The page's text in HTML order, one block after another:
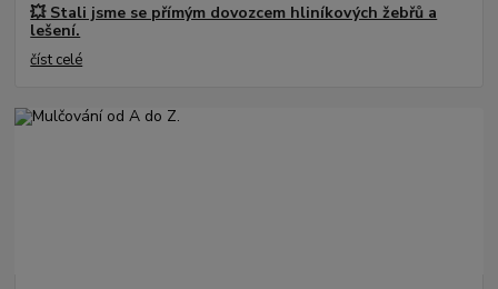
💥 Stali jsme se přímým dovozcem hliníkových žebřů a
lešení.
číst celé